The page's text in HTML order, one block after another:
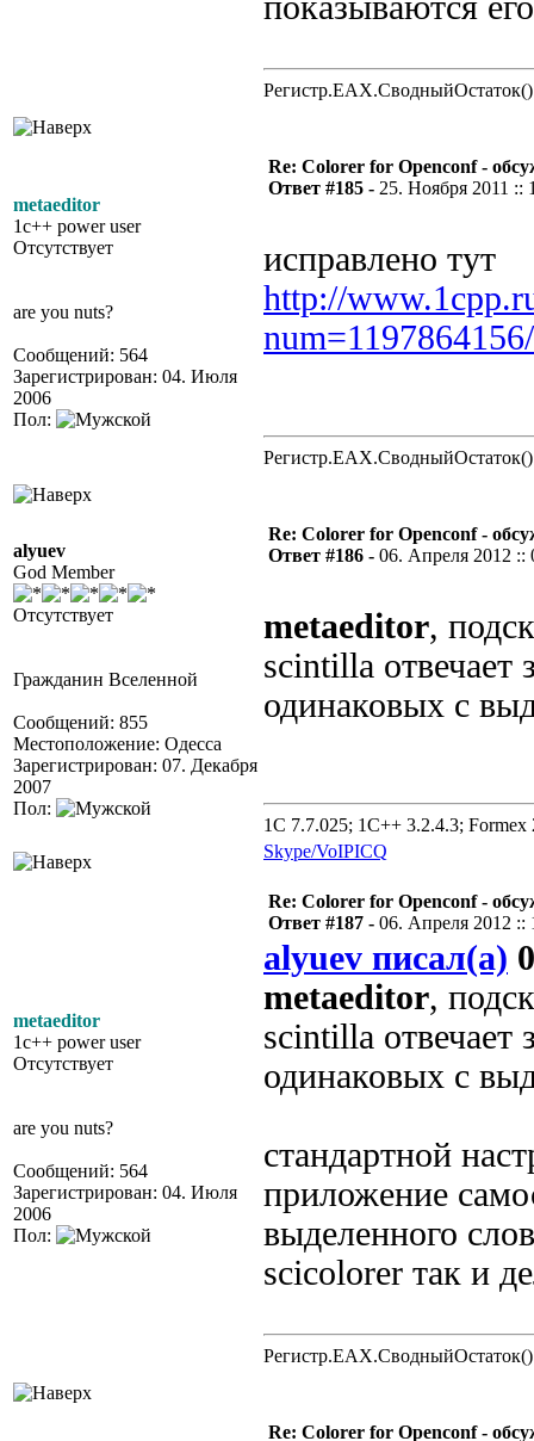
Регистр.EAX.СводныйОстаток()
metaeditor
1c++ power user
Отсутствует
are you nuts?
Сообщений: 564
Зарегистрирован: 04. Июля
2006
Пол:
Re: Colorer for Openconf -
Ответ #185 - 25. Ноября 2011 ::
исправлено тут
http://
Регистр.EAX.СводныйОстаток()
alyuev
God Member
Отсутствует
Гражданин Вселенной
Сообщений: 855
Местоположение: Одесса
Зарегистрирован: 07. Декабря
2007
Пол:
Re: Colorer for Openconf -
Ответ #186 - 06. Апреля 2012 ::
metaeditor,
scintilla отвечает
одинаковых с
1C 7.7.025; 1C++ 3.2.4.3; Formex
Skype/VoIPICQ
metaeditor
1c++ power user
Отсутствует
are you nuts?
Сообщений: 564
Зарегистрирован: 04. Июля
2006
Пол:
Re: Colorer for Openconf -
Ответ #187 - 06. Апреля 2012 ::
alyuev писал(а)
metaeditor,
scintilla отвечает
одинаковых с
стандартной
приложение
выделенного
scicolorer так и
Регистр.EAX.СводныйОстаток()
Re: Colorer for Openconf -